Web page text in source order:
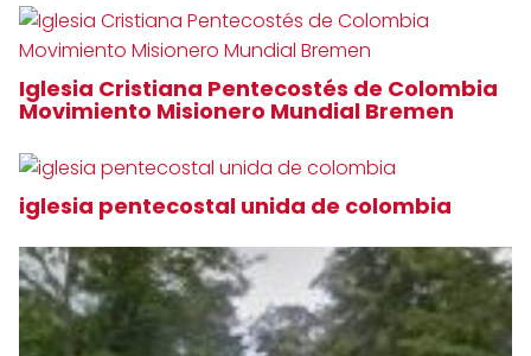
Iglesia Cristiana Pentecostés de Colombia
Movimiento Misionero Mundial Bremen
iglesia pentecostal unida de colombia